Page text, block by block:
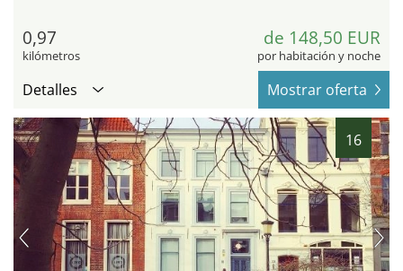
0,97
kilómetros
de 148,50 EUR
por habitación y noche
Detalles Mostrar oferta
16